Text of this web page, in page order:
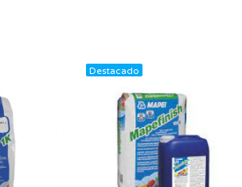
Destacado